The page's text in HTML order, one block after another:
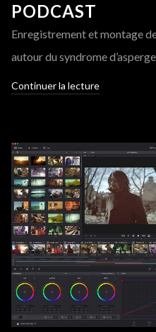
PODCAST
Enregistrement et montage
autour du syndrome
Continuer la lecture